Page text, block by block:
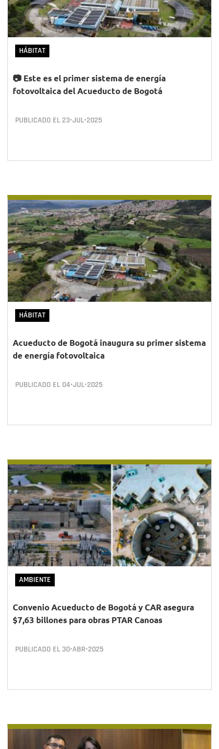
HÁBITAT
📷 Este es el primer sistema de energía
fotovoltaica del Acueducto de Bogotá
PUBLICADO EL 23•JUL•2025
HÁBITAT
Acueducto de Bogotá inaugura su primer sistema
de energía fotovoltaica
PUBLICADO EL 04•JUL•2025
AMBIENTE
Convenio Acueducto de Bogotá y CAR asegura
$7,63 billones para obras PTAR Canoas
PUBLICADO EL 30•ABR•2025